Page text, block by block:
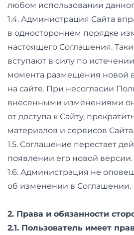
любом использовании
1.4. Администрация Сайта
в одностороннем порядке
настоящего Соглашения.
вступают в силу по
момента размещения новой
на сайте. При несогласии
внесенными изменениями он
от доступа к Сайту,
материалов и сервисов Сайта.
1.5. Соглашение перестает
появлении его новой версии.
1.6. Администрация не
об изменении в Соглашении.
2. Права и обязанности
2.1. Пользователь имеет
Красота,
здоровье,
фитнес
Психология
и
саморазвитие
Прочее
Репетиторы
Тесты